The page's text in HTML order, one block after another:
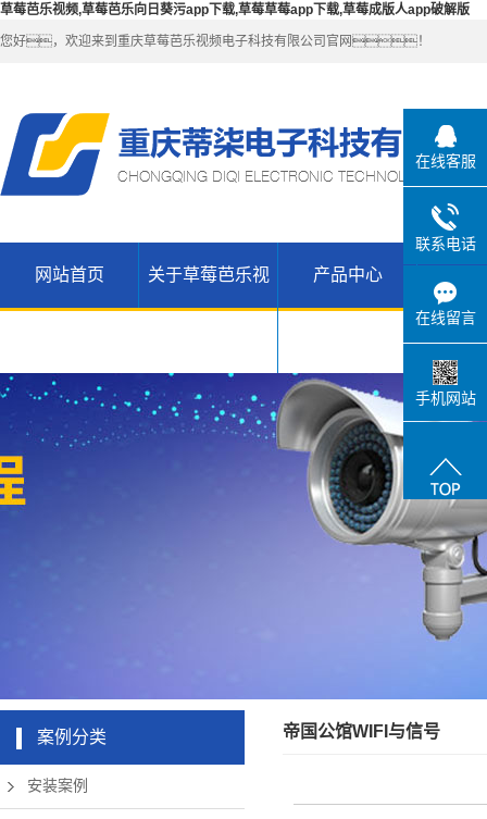
草莓芭乐视频,草莓芭乐向日葵污app下载,草莓草莓app下载,草莓成版人app破解版
您好，欢迎来到重庆草莓芭乐视频电子科技有限公司官网！
网站首页 关于草莓芭乐视
乐视频
产品中心
下载产品
WIFI（锐捷-
维盟）
H3C网络设
备
草莓草莓
app下载高
清摄像头
草莓草莓
app下载硬
盘录像机
机房周边弱
电设备
草莓成版人
案例分类
安装案例
帝国公馆WIFI与信号
在线客服
联系电话
在线留言
手机网站